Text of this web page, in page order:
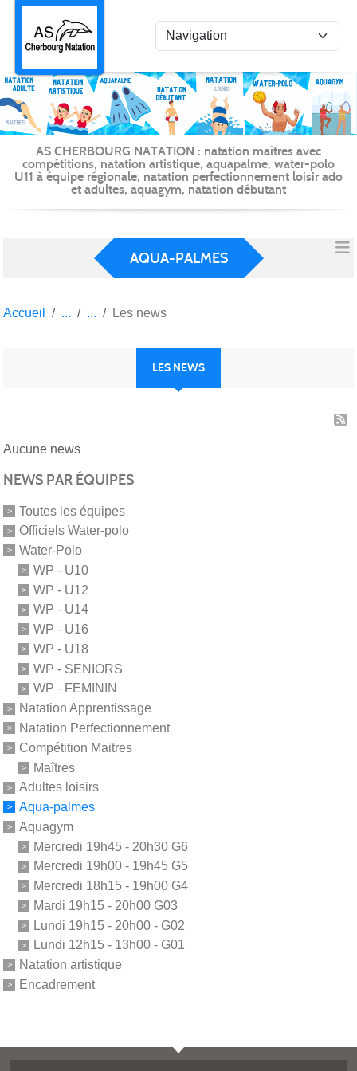
AS CHERBOURG NATATION : natation maîtres avec
compétitions, natation artistique, aquapalme, water-polo
U11 à équipe régionale, natation perfectionnement loisir ado
et adultes, aquagym, natation débutant
AQUA-PALMES
Accueil Les news
LES NEWS
Aucune news
NEWS PAR ÉQUIPES
Toutes les équipes
Officiels Water-polo
Water-Polo
WP - U10
WP - U12
WP - U14
WP - U16
WP - U18
WP - SENIORS
WP - FEMININ
Natation Apprentissage
Natation Perfectionnement
Compétition Maitres
Maîtres
Adultes loisirs
Aqua-palmes
Aquagym
Mercredi 19h45 - 20h30 G6
Mercredi 19h00 - 19h45 G5
Mercredi 18h15 - 19h00 G4
Mardi 19h15 - 20h00 G03
Lundi 19h15 - 20h00 - G02
Lundi 12h15 - 13h00 - G01
Natation artistique
Encadrement
Panneau de gestion des cookies